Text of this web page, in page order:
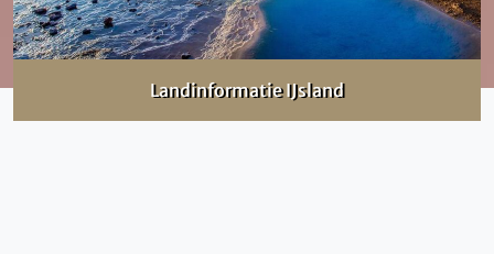
Landinformatie IJsland